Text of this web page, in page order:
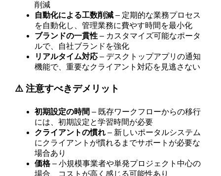
削減
自動化による工数削減 – 定期的な業務プロセス
を自動化し、管理業務に費やす時間を最小化
ブランドの一貫性 – カスタマイズ可能なポータ
ルで、自社ブランドを強化
リアルタイム対応 – デスクトップアプリの通知
機能で、重要なクライアント対応を見逃さない
⚠️ 注意すべきデメリット
初期設定の時間 – 既存ワークフローからの移行
には、初期設定と学習時間が必要
クライアントの慣れ – 新しいポータルシステム
にクライアントが慣れるまでサポートが必要な
場合あり
価格– 小規模事業者や単発プロジェクト中心の
場合、コストが高く感じる可能性あり